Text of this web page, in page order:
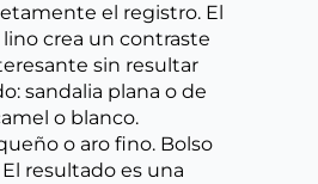
el registro. El
crea un contraste
sin resultar
sandalia plana o de
o blanco.
o aro fino. Bolso
resultado es una